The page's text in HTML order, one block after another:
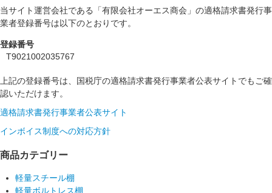
当サイト運営会社である「有限会社オーエス商会」の適格請求書発行事
業者登録番号は以下のとおりです。
登録番号
T9021002035767
上記の登録番号は、国税庁の適格請求書発行事業者公表サイトでもご確
認いただけます。
適格請求書発行事業者公表サイト
インボイス制度への対応方針
商品カテゴリー
軽量スチール棚
軽量ボルトレス棚